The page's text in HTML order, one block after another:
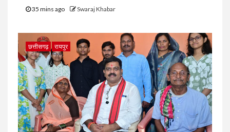
35 mins ago Swaraj Khabar
छत्तीसगढ़ रायपुर